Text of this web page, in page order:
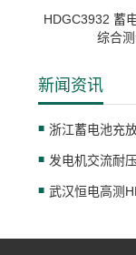
HDGC3932 蓄
综合
新闻资讯
发电机交流耐